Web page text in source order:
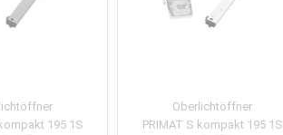
195 1S
Oberlichtöffner
PRIMAT S kompakt 195 1S